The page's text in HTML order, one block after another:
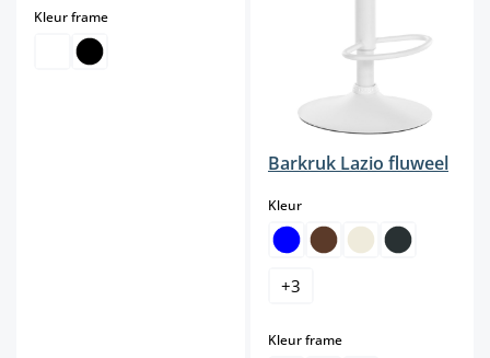
Kleur frameselect
Barkruk Lazio fluweel
Kleurselect
+3
Kleur frameselect